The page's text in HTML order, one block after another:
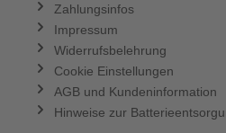
Zahlungsinfos
Impressum
Widerrufsbelehrung
Cookie Einstellungen
AGB und Kundeninformation
Hinweise zur